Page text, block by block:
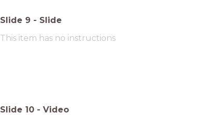
Slide 9 - Slide
This item has no instructions
Slide 10 - Video